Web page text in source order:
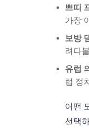
쁘띠
가장
보방
려다
유럽
럽 정
어떤
선택